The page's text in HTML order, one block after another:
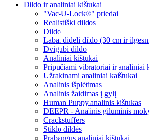
Dildo ir analiniai kištukai
"Vac-U-Lock®" priedai
Realistiški dildos
Dildo
Labai dideli dildo (30 cm ir
Dvigubi dildo
Analiniai kištukai
Pripučiami vibratoriai ir analiniai
Užrakinami analiniai kaištukai
Analinis išplėtimas
Analinis žaidimas į gylį
Human Puppy analinis kištukas
DEEPR - Analinis giluminis
Crackstuffers
Stiklo dildės
Prabangūs analiniai kištukai